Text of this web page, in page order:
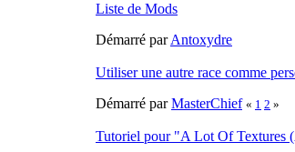
Liste de Mods
Démarré parAntoxydre
Utiliser une autre race comme
Démarré parMasterChief « 1 2 »
Tutoriel pour "A Lot Of